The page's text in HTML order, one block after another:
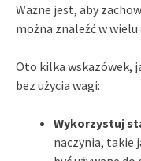
Ważne jest, aby
można znaleźć w
Oto kilka wskazówek,
bez użycia wagi:
Wykorzystuj
naczynia, takie